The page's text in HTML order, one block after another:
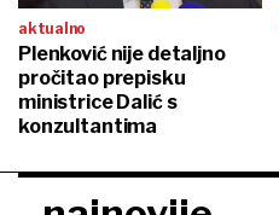
aktualno
Plenković nije detaljno
pročitao prepisku
ministrice Dalić s
konzultantima